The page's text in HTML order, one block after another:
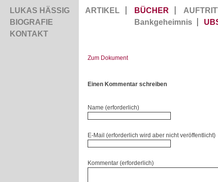
LUKAS HÄSSIG
BIOGRAFIE
KONTAKT
ARTIKEL BÜCHER
Bankgeheimnis
Zum Dokument
Einen Kommentar schreiben
Name (erforderlich)
E-Mail (erforderlich wird aber nicht veröffentlicht)
Kommentar (erforderlich)